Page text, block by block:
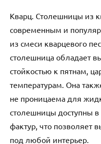
Кварц. Столешницы из
современным и
из смеси кварцевого
столешница обладает
стойкостью к пятнам,
температурам. Она
не проницаема для
столешницы доступны
фактур, что позволяет
под любой интерьер.